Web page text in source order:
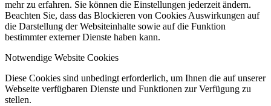
mehr zu erfahren. Sie können die Einstellungen jederzeit ändern.
Beachten Sie, dass das Blockieren von Cookies Auswirkungen auf
die Darstellung der Websiteinhalte sowie auf die Funktion
bestimmter externer Dienste haben kann.
Notwendige Website Cookies
Diese Cookies sind unbedingt erforderlich, um Ihnen die auf unserer
Webseite verfügbaren Dienste und Funktionen zur Verfügung zu
stellen.